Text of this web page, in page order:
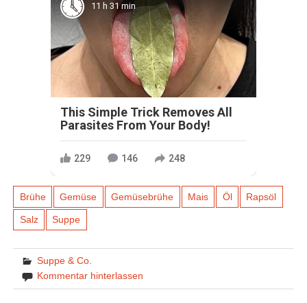
11 h 31 min
This Simple Trick Removes All
Parasites From Your Body!
229 146 248
Brühe Gemüse Gemüsebrühe Mais Öl Rapsöl
Salz Suppe
Suppe & Co.
Kommentar hinterlassen